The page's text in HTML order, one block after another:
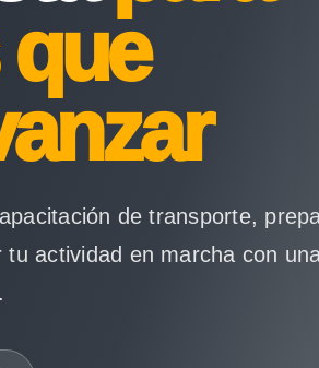
de transporte,
actividad en marcha con